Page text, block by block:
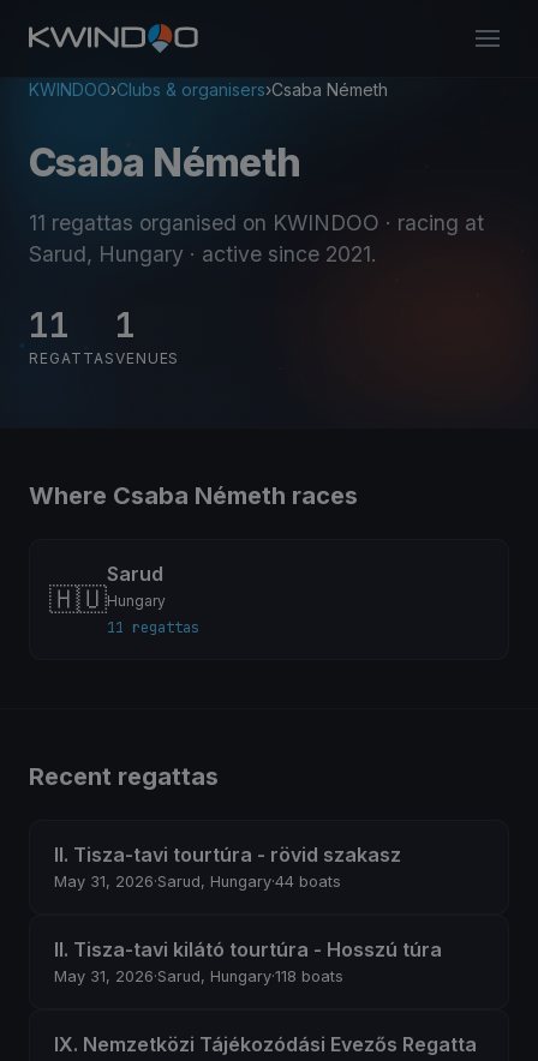
KWINDOO›Clubs & organisers›Csaba Németh
Csaba Németh
11 regattas organised on KWINDOO · racing at
Sarud, Hungary · active since 2021.
11
REGATTAS
1
VENUES
Where Csaba Németh races
🇭🇺
Sarud
Hungary
11 regattas
Recent regattas
II. Tisza-tavi tourtúra - rövid szakasz
May 31, 2026·Sarud, Hungary·44 boats
II. Tisza-tavi kilátó tourtúra - Hosszú túra
May 31, 2026·Sarud, Hungary·118 boats
IX. Nemzetközi Tájékozódási Evezős Regatta